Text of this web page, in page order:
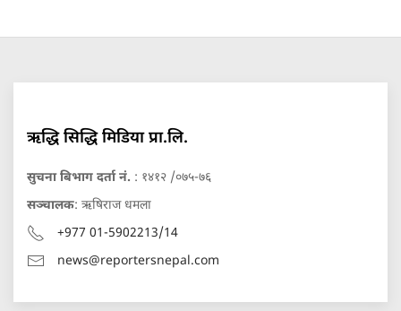
ऋद्धि सिद्धि मिडिया प्रा.लि.
सुचना बिभाग दर्ता नं. : १४१२ /०७५-७६
सञ्चालक: ऋषिराज धमला
+977 01-5902213/14
news@reportersnepal.com